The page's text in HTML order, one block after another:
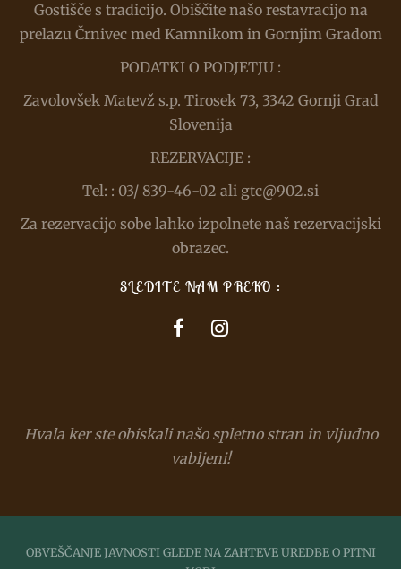
Gostišče s tradicijo. Obiščite našo restavracijo na
prelazu Črnivec med Kamnikom in Gornjim Gradom
PODATKI O PODJETJU :
Zavolovšek Matevž s.p. Tirosek 73, 3342 Gornji Grad
Slovenija
REZERVACIJE :
Tel: : 03/ 839-46-02 ali gtc@902.si
Za rezervacijo sobe lahko izpolnete naš rezervacijski
obrazec.
SLEDITE NAM PREKO :
Hvala ker ste obiskali našo spletno stran in vljudno
vabljeni!
OBVEŠČANJE JAVNOSTI GLEDE NA ZAHTEVE UREDBE O PITNI